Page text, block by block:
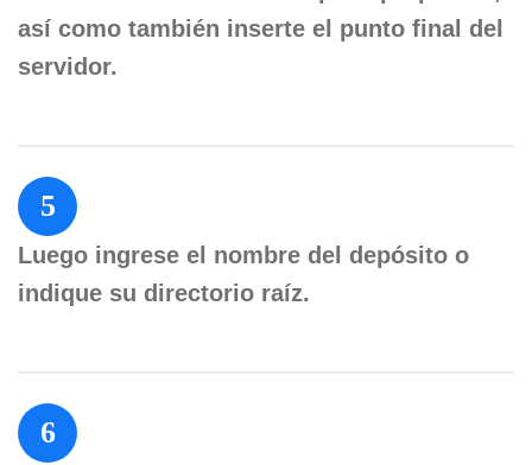
así como también inserte el punto final del
servidor.
5
Luego ingrese el nombre del depósito o
indique su directorio raíz.
6